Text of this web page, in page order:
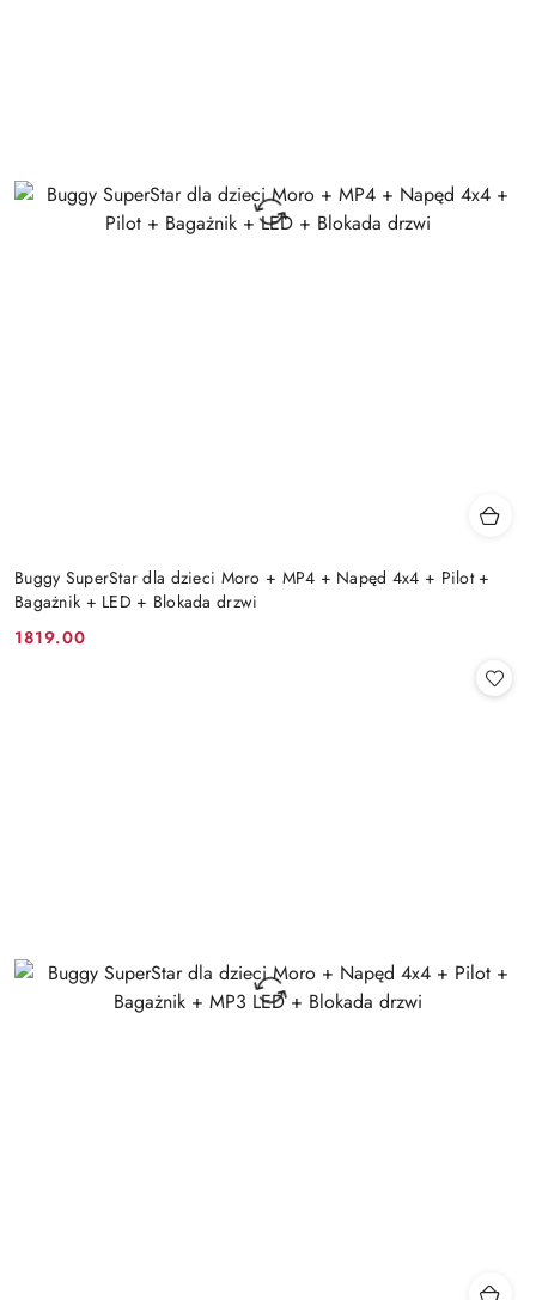
Buggy SuperStar dla dzieci Moro + MP4 + Napęd 4x4 + Pilot +
Bagażnik + LED + Blokada drzwi
Cena:
1819.00